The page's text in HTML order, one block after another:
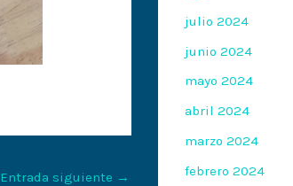
Entrada siguiente →
julio 2024
junio 2024
mayo 2024
abril 2024
marzo 2024
febrero 2024